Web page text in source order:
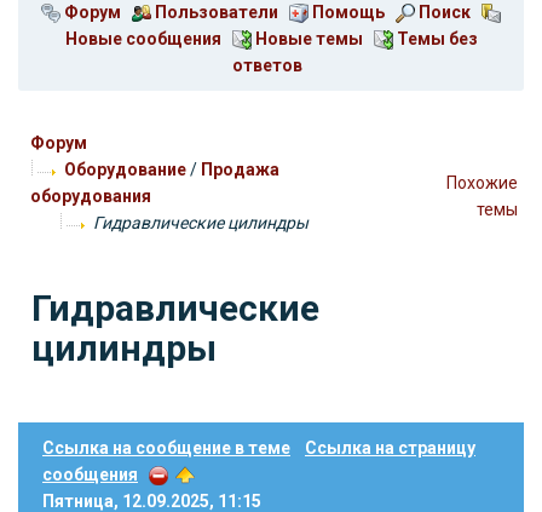
Форум Пользователи Помощь
Поиск
Новые сообщения
Новые темы
Темы без
ответов
Форум
Оборудование/ Продажа
оборудования
Гидравлические цилиндры
Похожие
темы
Гидравлические
цилиндры
Ссылка на сообщение в теме
Ссылка на страницу
сообщения
Пятница, 12.09.2025, 11:15